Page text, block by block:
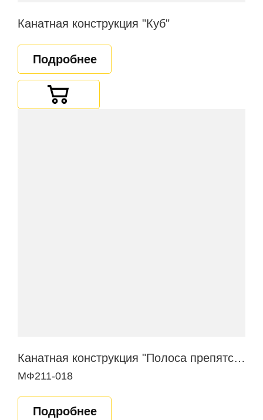
Канатная конструкция "Куб"
Подробнее
Канатная конструкция "Полоса препятствий"
МФ211-018
Подробнее